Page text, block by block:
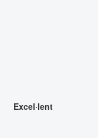
Excel·lent